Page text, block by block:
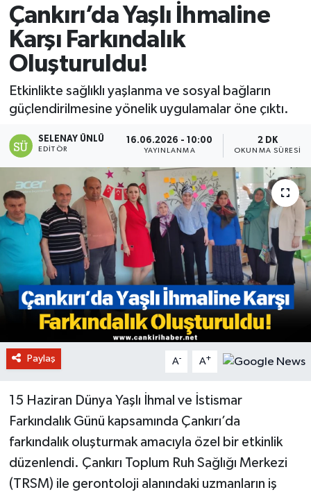
Çankırı’da Yaşlı İhmaline
Karşı Farkındalık
Oluşturuldu!
Etkinlikte sağlıklı yaşlanma ve sosyal bağların
güçlendirilmesine yönelik uygulamalar öne çıktı.
SELENAY ÜNLÜ
EDITÖR
16.06.2026 - 10:00
YAYINLANMA
2 DK
OKUNMA SÜRESI
Paylaş A- A+
15 Haziran Dünya Yaşlı İhmal ve İstismar
Farkındalık Günü kapsamında Çankırı’da
farkındalık oluşturmak amacıyla özel bir etkinlik
düzenlendi. Çankırı Toplum Ruh Sağlığı Merkezi
(TRSM) ile gerontoloji alanındaki uzmanların iş